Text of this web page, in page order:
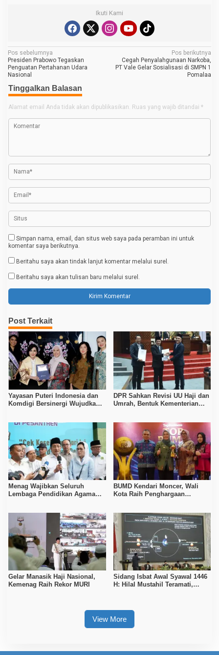
Ikuti Kami
N
a
v
i
g
a
p
o
s
Pos sebelumnya
Presiden Prabowo Tegaskan
Penguatan Pertahanan Udara
Nasional
Pos berikutnya
Cegah Penyalahgunaan Narkoba,
PT Vale Gelar Sosialisasi di SMPN 1
Pomalaa
Tinggalkan Balasan
Alamat email Anda tidak akan dipublikasikan. Ruas yang wajib ditandai *
Simpan nama, email, dan situs web saya pada peramban ini untuk
komentar saya berikutnya.
Beritahu saya akan tindak lanjut komentar melalui surel.
Beritahu saya akan tulisan baru melalui surel.
Post Terkait
Yayasan Puteri Indonesia dan
Komdigi Bersinergi Wujudkan
DPR Sahkan Revisi UU Haji dan
Umrah, Bentuk Kementerian
Menag Wajibkan Seluruh
Lembaga Pendidikan Agama
BUMD Kendari Moncer, Wali
Kota Raih Penghargaan
Gelar Manasik Haji Nasional,
Kemenag Raih Rekor MURI
Sidang Isbat Awal Syawal 1446
H: Hilal Mustahil Teramati,
View More